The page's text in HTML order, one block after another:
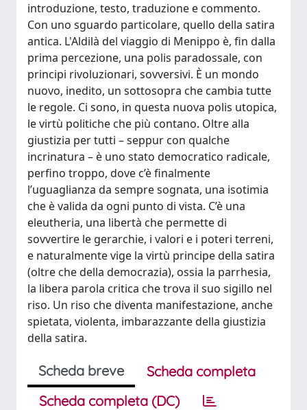
introduzione, testo, traduzione e commento.
Con uno sguardo particolare, quello della satira
antica. L'Aldilà del viaggio di Menippo è, fin dalla
prima percezione, una polis paradossale, con
principi rivoluzionari, sovversivi. È un mondo
nuovo, inedito, un sottosopra che cambia tutte
le regole. Ci sono, in questa nuova polis utopica,
le virtù politiche che più contano. Oltre alla
giustizia per tutti – seppur con qualche
incrinatura – è uno stato democratico radicale,
perfino troppo, dove c’è finalmente
l’uguaglianza da sempre sognata, una isotimia
che è valida da ogni punto di vista. C’è una
eleutheria, una libertà che permette di
sovvertire le gerarchie, i valori e i poteri terreni,
e naturalmente vige la virtù principe della satira
(oltre che della democrazia), ossia la parrhesia,
la libera parola critica che trova il suo sigillo nel
riso. Un riso che diventa manifestazione, anche
spietata, violenta, imbarazzante della giustizia
della satira.
Scheda breve
Scheda completa
Scheda completa (DC)